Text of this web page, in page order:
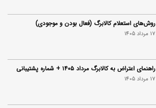
روش‌های استعلام کالابرگ (فعال بودن و موجودی)
17 مرداد 1405
راهنمای اعتراض به کالابرگ مرداد ۱۴۰۵ + شماره پشتیبانی
17 مرداد 1405